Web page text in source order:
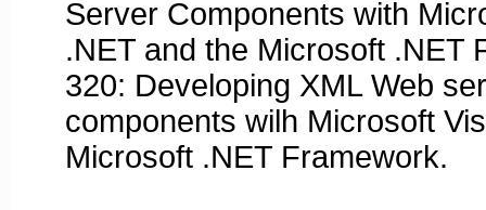
Server Components with
.NET and the Microsoft
320: Developing XML Web
components wilh Microsoft
Microsoft .NET Framework.